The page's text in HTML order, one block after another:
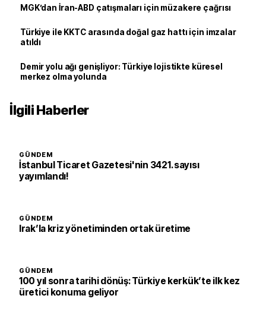
MGK’dan İran-ABD çatışmaları için müzakere çağrısı
Türkiye ile KKTC arasında doğal gaz hattı için imzalar
atıldı
Demir yolu ağı genişliyor: Türkiye lojistikte küresel
merkez olma yolunda
İlgili Haberler
GÜNDEM
İstanbul Ticaret Gazetesi'nin 3421. sayısı
yayımlandı!
GÜNDEM
Irak’la kriz yönetiminden ortak üretime
GÜNDEM
100 yıl sonra tarihi dönüş: Türkiye kerkük’te ilk kez
üretici konuma geliyor